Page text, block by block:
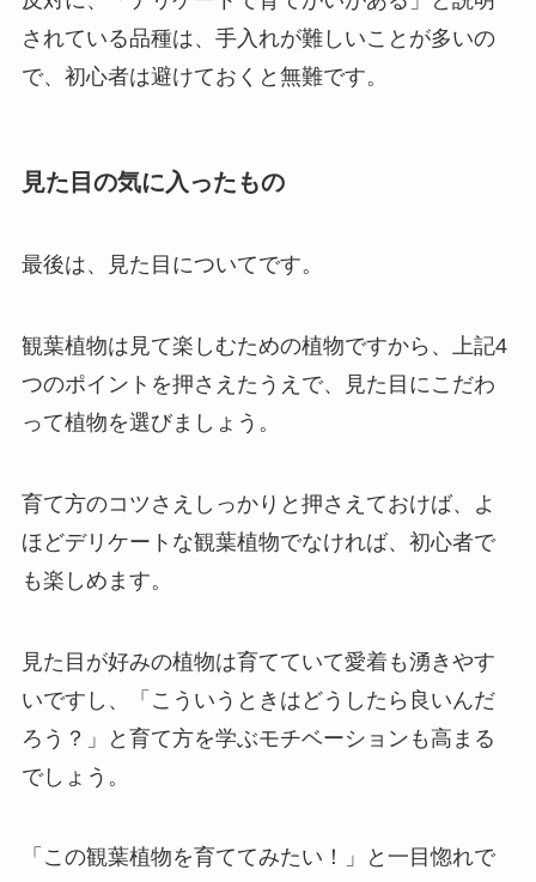
されている品種は、手入れが難しいことが多いの
で、初心者は避けておくと無難です。
見た目の気に入ったもの
最後は、見た目についてです。
観葉植物は見て楽しむための植物ですから、上記4
つのポイントを押さえたうえで、見た目にこだわ
って植物を選びましょう。
育て方のコツさえしっかりと押さえておけば、よ
ほどデリケートな観葉植物でなければ、初心者で
も楽しめます。
見た目が好みの植物は育てていて愛着も湧きやす
いですし、「こういうときはどうしたら良いんだ
ろう？」と育て方を学ぶモチベーションも高まる
でしょう。
「この観葉植物を育ててみたい！」と一目惚れで